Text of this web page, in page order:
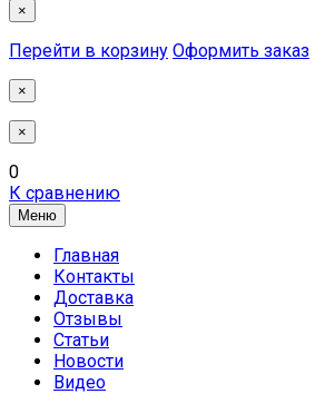
×
Перейти в корзину Оформить заказ
×
×
0
К сравнению
Меню
Главная
Контакты
Доставка
Отзывы
Статьи
Новости
Видео